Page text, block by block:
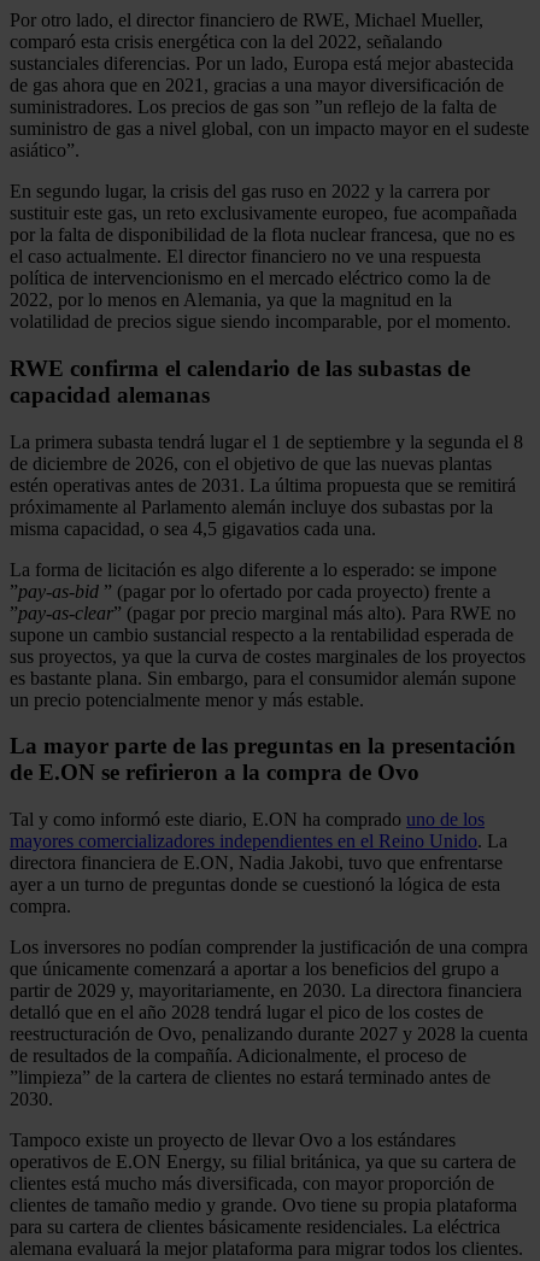
Por otro lado, el director financiero de RWE, Michael Mueller,
comparó esta crisis energética con la del 2022, señalando
sustanciales diferencias. Por un lado, Europa está mejor abastecida
de gas ahora que en 2021, gracias a una mayor diversificación de
suministradores. Los precios de gas son ”un reflejo de la falta de
suministro de gas a nivel global, con un impacto mayor en el sudeste
asiático”.
En segundo lugar, la crisis del gas ruso en 2022 y la carrera por
sustituir este gas, un reto exclusivamente europeo, fue acompañada
por la falta de disponibilidad de la flota nuclear francesa, que no es
el caso actualmente. El director financiero no ve una respuesta
política de intervencionismo en el mercado eléctrico como la de
2022, por lo menos en Alemania, ya que la magnitud en la
volatilidad de precios sigue siendo incomparable, por el momento.
RWE confirma el calendario de las subastas de
capacidad alemanas
La primera subasta tendrá lugar el 1 de septiembre y la segunda el 8
de diciembre de 2026, con el objetivo de que las nuevas plantas
estén operativas antes de 2031. La última propuesta que se remitirá
próximamente al Parlamento alemán incluye dos subastas por la
misma capacidad, o sea 4,5 gigavatios cada una.
La forma de licitación es algo diferente a lo esperado: se impone
”pay-as-bid ” (pagar por lo ofertado por cada proyecto) frente a
”pay-as-clear” (pagar por precio marginal más alto). Para RWE no
supone un cambio sustancial respecto a la rentabilidad esperada de
sus proyectos, ya que la curva de costes marginales de los proyectos
es bastante plana. Sin embargo, para el consumidor alemán supone
un precio potencialmente menor y más estable.
La mayor parte de las preguntas en la presentación
de E.ON se refirieron a la compra de Ovo
Tal y como informó este diario, E.ON ha comprado uno de los
mayores comercializadores independientes en el Reino Unido. La
directora financiera de E.ON, Nadia Jakobi, tuvo que enfrentarse
ayer a un turno de preguntas donde se cuestionó la lógica de esta
compra.
Los inversores no podían comprender la justificación de una compra
que únicamente comenzará a aportar a los beneficios del grupo a
partir de 2029 y, mayoritariamente, en 2030. La directora financiera
detalló que en el año 2028 tendrá lugar el pico de los costes de
reestructuración de Ovo, penalizando durante 2027 y 2028 la cuenta
de resultados de la compañía. Adicionalmente, el proceso de
”limpieza” de la cartera de clientes no estará terminado antes de
2030.
Tampoco existe un proyecto de llevar Ovo a los estándares
operativos de E.ON Energy, su filial británica, ya que su cartera de
clientes está mucho más diversificada, con mayor proporción de
clientes de tamaño medio y grande. Ovo tiene su propia plataforma
para su cartera de clientes básicamente residenciales. La eléctrica
alemana evaluará la mejor plataforma para migrar todos los clientes.